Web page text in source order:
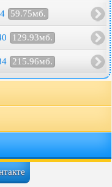
59.75мб.
129.93мб.
215.96мб.